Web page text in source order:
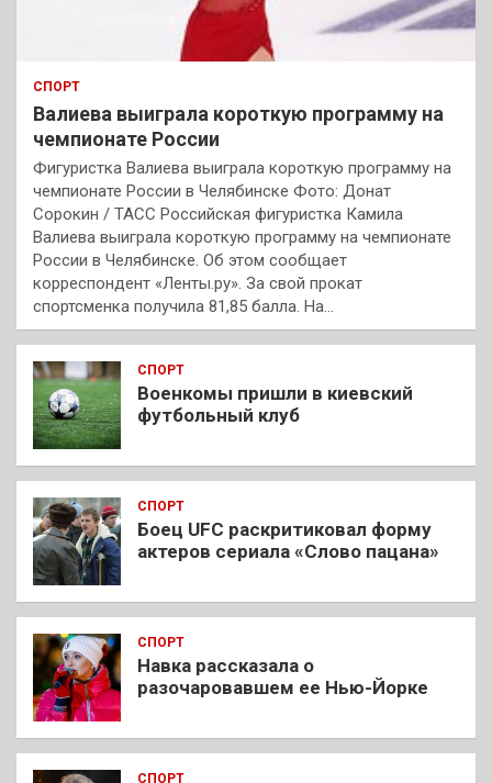
СПОРТ
Валиева выиграла короткую программу на
чемпионате России
Фигуристка Валиева выиграла короткую программу на
чемпионате России в Челябинске Фото: Донат
Сорокин / ТАСС Российская фигуристка Камила
Валиева выиграла короткую программу на чемпионате
России в Челябинске. Об этом сообщает
корреспондент «Ленты.ру». За свой прокат
спортсменка получила 81,85 балла. На…
СПОРТ
Военкомы пришли в киевский
футбольный клуб
СПОРТ
Боец UFC раскритиковал форму
актеров сериала «Слово пацана»
СПОРТ
Навка рассказала о
разочаровавшем ее Нью-Йорке
СПОРТ